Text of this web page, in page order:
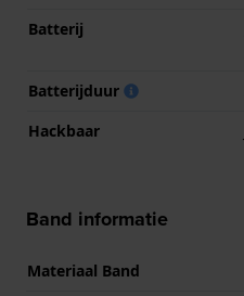
Batterij
Batterijduur
Hackbaar
Band informatie
Materiaal Band